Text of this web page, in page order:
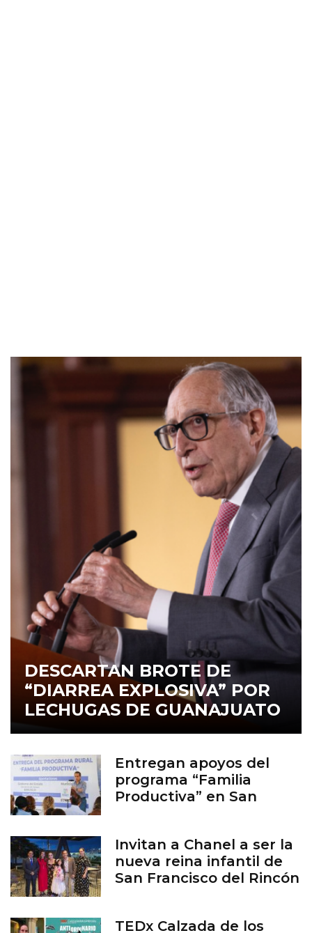
DESCARTAN BROTE DE
“DIARREA EXPLOSIVA” POR
LECHUGAS DE GUANAJUATO
Entregan apoyos del
programa “Familia
Productiva” en San
Invitan a Chanel a ser la
nueva reina infantil de
San Francisco del Rincón
TEDx Calzada de los